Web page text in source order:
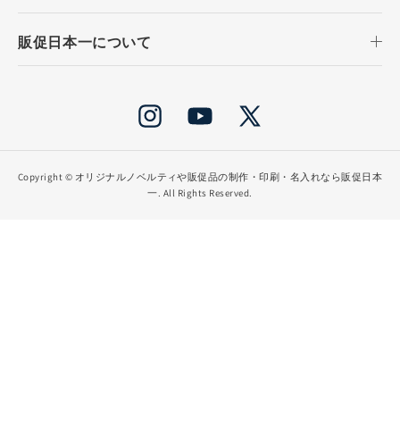
販促日本一について
InstagramYouTube
X
(Twitter)
Copyright © オリジナルノベルティや販促品の制作・印刷・名入れなら販促日本
一. All Rights Reserved.